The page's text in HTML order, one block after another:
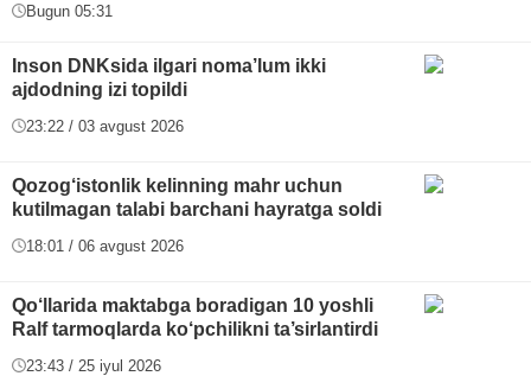
Bugun 05:31
Inson DNKsida ilgari noma’lum ikki
ajdodning izi topildi
23:22 / 03 avgust 2026
Qozog‘istonlik kelinning mahr uchun
kutilmagan talabi barchani hayratga soldi
18:01 / 06 avgust 2026
Qo‘llarida maktabga boradigan 10 yoshli
Ralf tarmoqlarda ko‘pchilikni ta’sirlantirdi
23:43 / 25 iyul 2026